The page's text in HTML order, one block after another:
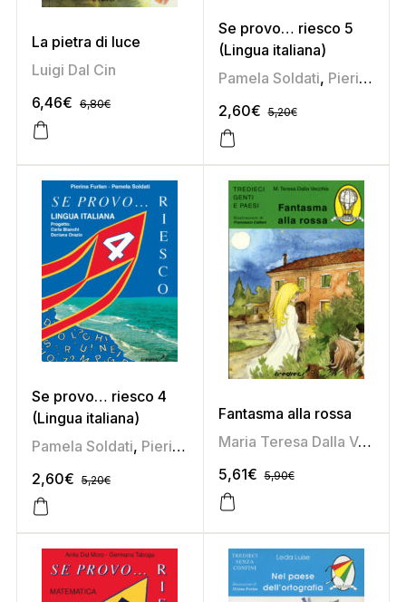
La pietra di luce
Luigi Dal Cin
6,46€ 6,80€
Se provo… riesco 5
(Lingua italiana)
Pamela Soldati, Pierina Furlan
2,60€ 5,20€
Se provo… riesco 4
(Lingua italiana)
Pamela Soldati, Pierina Furlan
2,60€ 5,20€
Fantasma alla rossa
Maria Teresa Dalla Vecchia
5,61€ 5,90€